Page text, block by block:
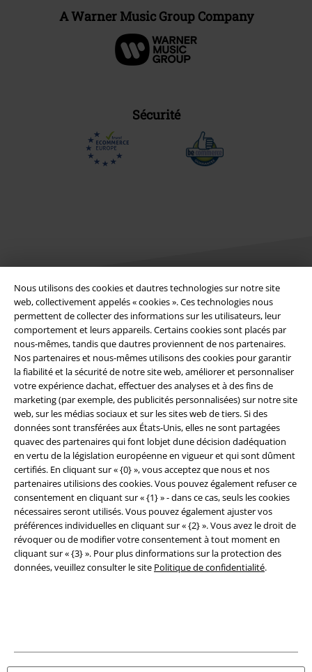
Nous utilisons des cookies et dautres technologies sur notre site
web, collectivement appelés « cookies ». Ces technologies nous
permettent de collecter des informations sur les utilisateurs, leur
comportement et leurs appareils. Certains cookies sont placés par
nous-mêmes, tandis que dautres proviennent de nos partenaires.
Nos partenaires et nous-mêmes utilisons des cookies pour garantir
la fiabilité et la sécurité de notre site web, améliorer et personnaliser
votre expérience dachat, effectuer des analyses et à des fins de
marketing (par exemple, des publicités personnalisées) sur notre site
web, sur les médias sociaux et sur les sites web de tiers. Si des
données sont transférées aux États-Unis, elles ne sont partagées
quavec des partenaires qui font lobjet dune décision dadéquation
en vertu de la législation européenne en vigueur et qui sont dûment
certifiés. En cliquant sur « {0} », vous acceptez que nous et nos
partenaires utilisions des cookies. Vous pouvez également refuser ce
consentement en cliquant sur « {1} » - dans ce cas, seuls les cookies
nécessaires seront utilisés. Vous pouvez également ajuster vos
préférences individuelles en cliquant sur « {2} ». Vous avez le droit de
révoquer ou de modifier votre consentement à tout moment en
cliquant sur « {3} ». Pour plus dinformations sur la protection des
données, veuillez consulter le site Politique de confidentialité.
A Warner Music Group Company
Sécurité
Légal
Conditions générales
Éditeur
Clauses de confidentialité
Élimination des déchets et protection de l'environnement
Déclaration de Conformité
Informations sur l'accessibilité
Paramètres des Cookies
Période de rétractation